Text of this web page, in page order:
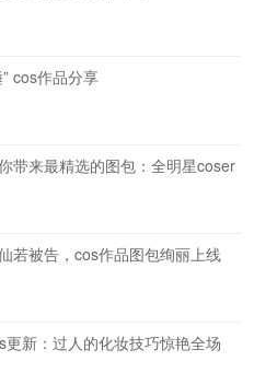
cos作品分享
带来最精选的图包：全明星coser
若被告，cos作品图包绚丽上线
新：过人的化妆技巧惊艳全场